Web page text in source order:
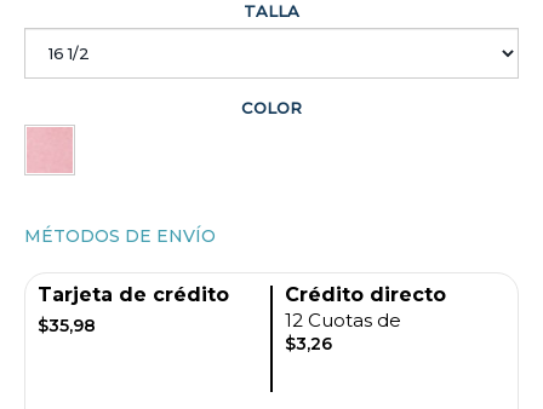
TALLA
COLOR
MÉTODOS DE ENVÍO
Tarjeta de crédito
$35,98
Crédito directo
12 Cuotas de
$3,26